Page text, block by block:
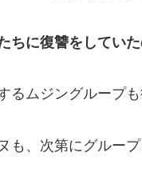
ちに復讐をしてい
ムジングループも
、次第にグルー